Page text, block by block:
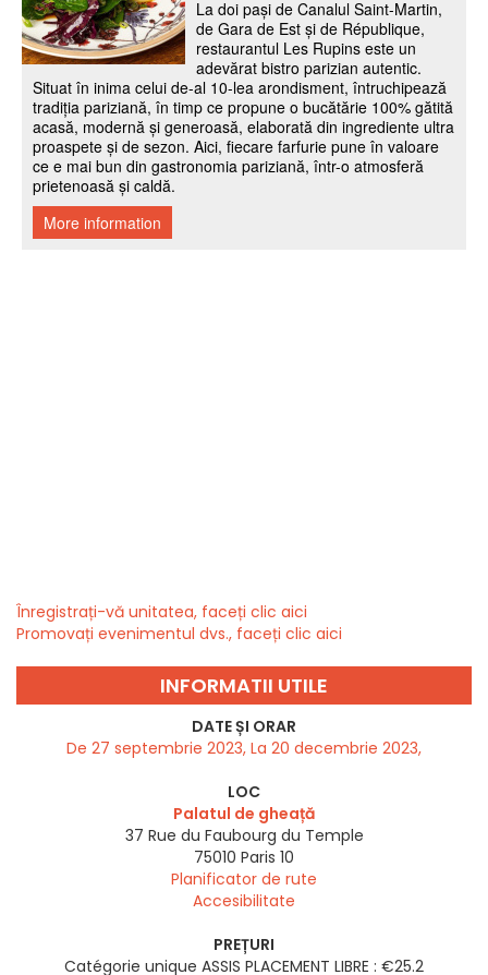
Înregistrați-vă unitatea, faceți clic aici
Promovați evenimentul dvs., faceți clic aici
INFORMATII UTILE
DATE ȘI ORAR
De 27 septembrie 2023, La 20 decembrie 2023,
LOC
Palatul de gheață
37 Rue du Faubourg du Temple
75010 Paris 10
Planificator de rute
Accesibilitate
PREȚURI
Catégorie unique ASSIS PLACEMENT LIBRE : €25.2